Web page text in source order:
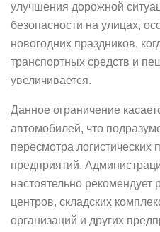
улучшения дорожной
безопасности на улицах,
новогодних праздников,
транспортных средств и
увеличивается.
Данное ограничение
автомобилей, что
пересмотра логистических
предприятий.
настоятельно рекомендует
центров, складских
организаций и других